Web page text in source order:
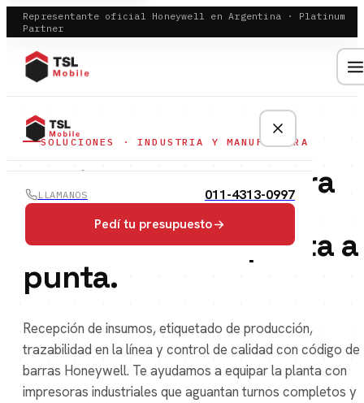
Representante oficial Honeywell en Argentina · Platinum
Partner
LLAMANOS
011-4313-0997
Pedí tu presupuesto
SOLUCIONES · INDUSTRIA Y MANUFACTURA
Equipá tu planta para
producir con
trazabilidadde punta a
punta.
Recepción de insumos, etiquetado de producción,
trazabilidad en la línea y control de calidad con código de
barras Honeywell. Te ayudamos a equipar la planta con
impresoras industriales que aguantan turnos completos y